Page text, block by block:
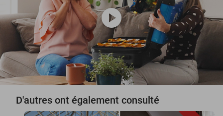
play_circle
D'autres ont également consulté